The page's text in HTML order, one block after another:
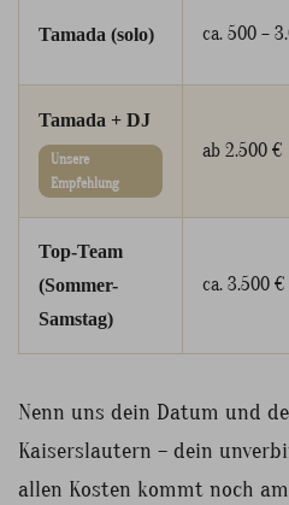
Tamada (solo) ca. 500 –
Tamada + DJ
Unsere
Empfehlung
ab 2.500 €
Top-Team
(Sommer-
Samstag)
ca. 3.500 €
Nenn uns dein Datum und
Kaiserslautern – dein
allen Kosten kommt noch